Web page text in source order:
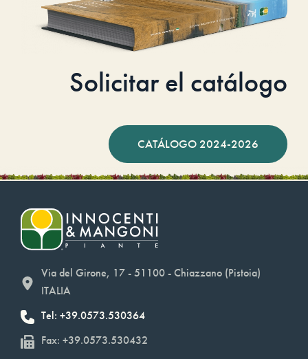
Solicitar el catálogo
CATÁLOGO 2024-2026
Via del Girone, 17 - 51100 - Chiazzano (Pistoia)
ITALIA
Tel: +39.0573.530364
Fax: +39.0573.530432